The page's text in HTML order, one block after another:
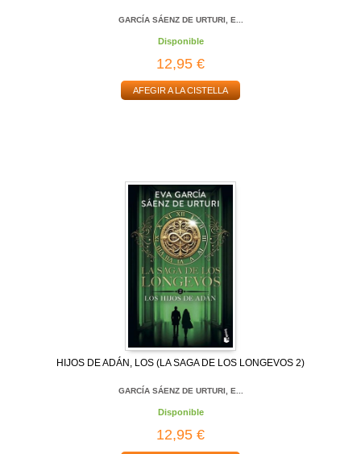
GARCÍA SÁENZ DE URTURI, E...
Disponible
12,95 €
AFEGIR A LA CISTELLA
HIJOS DE ADÁN, LOS (LA SAGA DE LOS LONGEVOS 2)
GARCÍA SÁENZ DE URTURI, E...
Disponible
12,95 €